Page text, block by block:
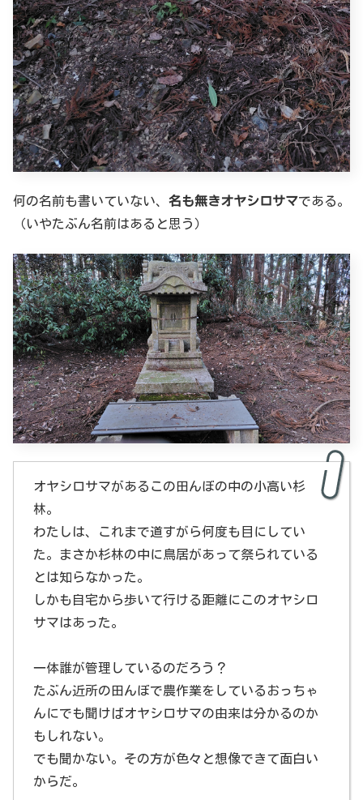
何の名前も書いていない、 名も無きオヤシロサマである。
（いやたぶん名前はあると思う）
オヤシロサマがあるこの田んぼの中の小高い杉
林。
わたしは、これまで道すがら何度も目にしてい
た。まさか杉林の中に鳥居があって祭られている
とは知らなかった。
しかも自宅から歩いて行ける距離にこのオヤシロ
サマはあった。
一体誰が管理しているのだろう？
たぶん近所の田んぼで農作業をしているおっちゃ
んにでも聞けばオヤシロサマの由来は分かるのか
もしれない。
でも聞かない。その方が色々と想像できて面白い
からだ。